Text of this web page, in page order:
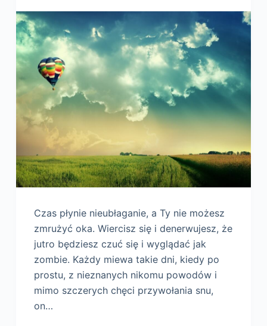
Czas płynie nieubłaganie, a Ty nie możesz
zmrużyć oka. Wiercisz się i denerwujesz, że
jutro będziesz czuć się i wyglądać jak
zombie. Każdy miewa takie dni, kiedy po
prostu, z nieznanych nikomu powodów i
mimo szczerych chęci przywołania snu,
on…